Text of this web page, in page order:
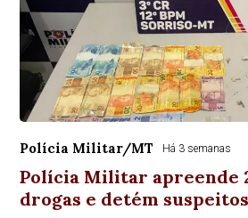
Polícia Militar/MT Há 3 semanas
Polícia Militar apreende
drogas e detém